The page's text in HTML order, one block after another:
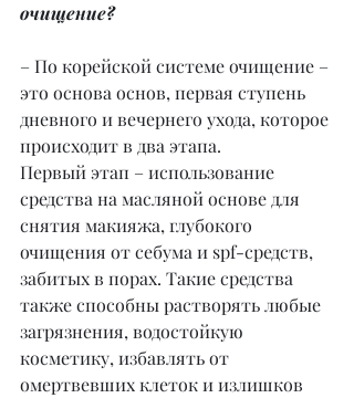
очищение?
– По корейской системе очищение –
это основа основ, первая ступень
дневного и вечернего ухода, которое
происходит в два этапа.
Первый этап – использование
средства на масляной основе для
снятия макияжа, глубокого
очищения от себума и spf-средств,
забитых в порах. Такие средства
также способны растворять любые
загрязнения, водостойкую
косметику, избавлять от
омертвевших клеток и излишков